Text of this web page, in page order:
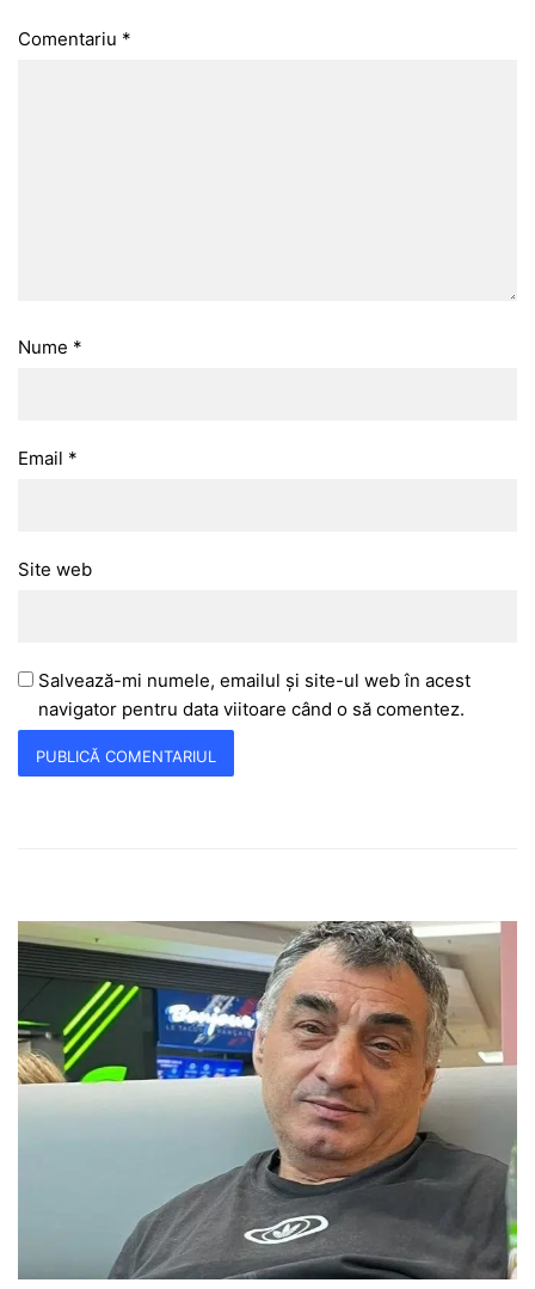
Comentariu *
Nume *
Email *
Site web
Salvează-mi numele, emailul și site-ul web în acest
navigator pentru data viitoare când o să comentez.